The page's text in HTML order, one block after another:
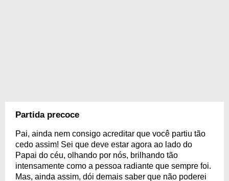
Partida precoce
Pai, ainda nem consigo acreditar que você partiu tão
cedo assim! Sei que deve estar agora ao lado do
Papai do céu, olhando por nós, brilhando tão
intensamente como a pessoa radiante que sempre foi.
Mas, ainda assim, dói demais saber que não poderei